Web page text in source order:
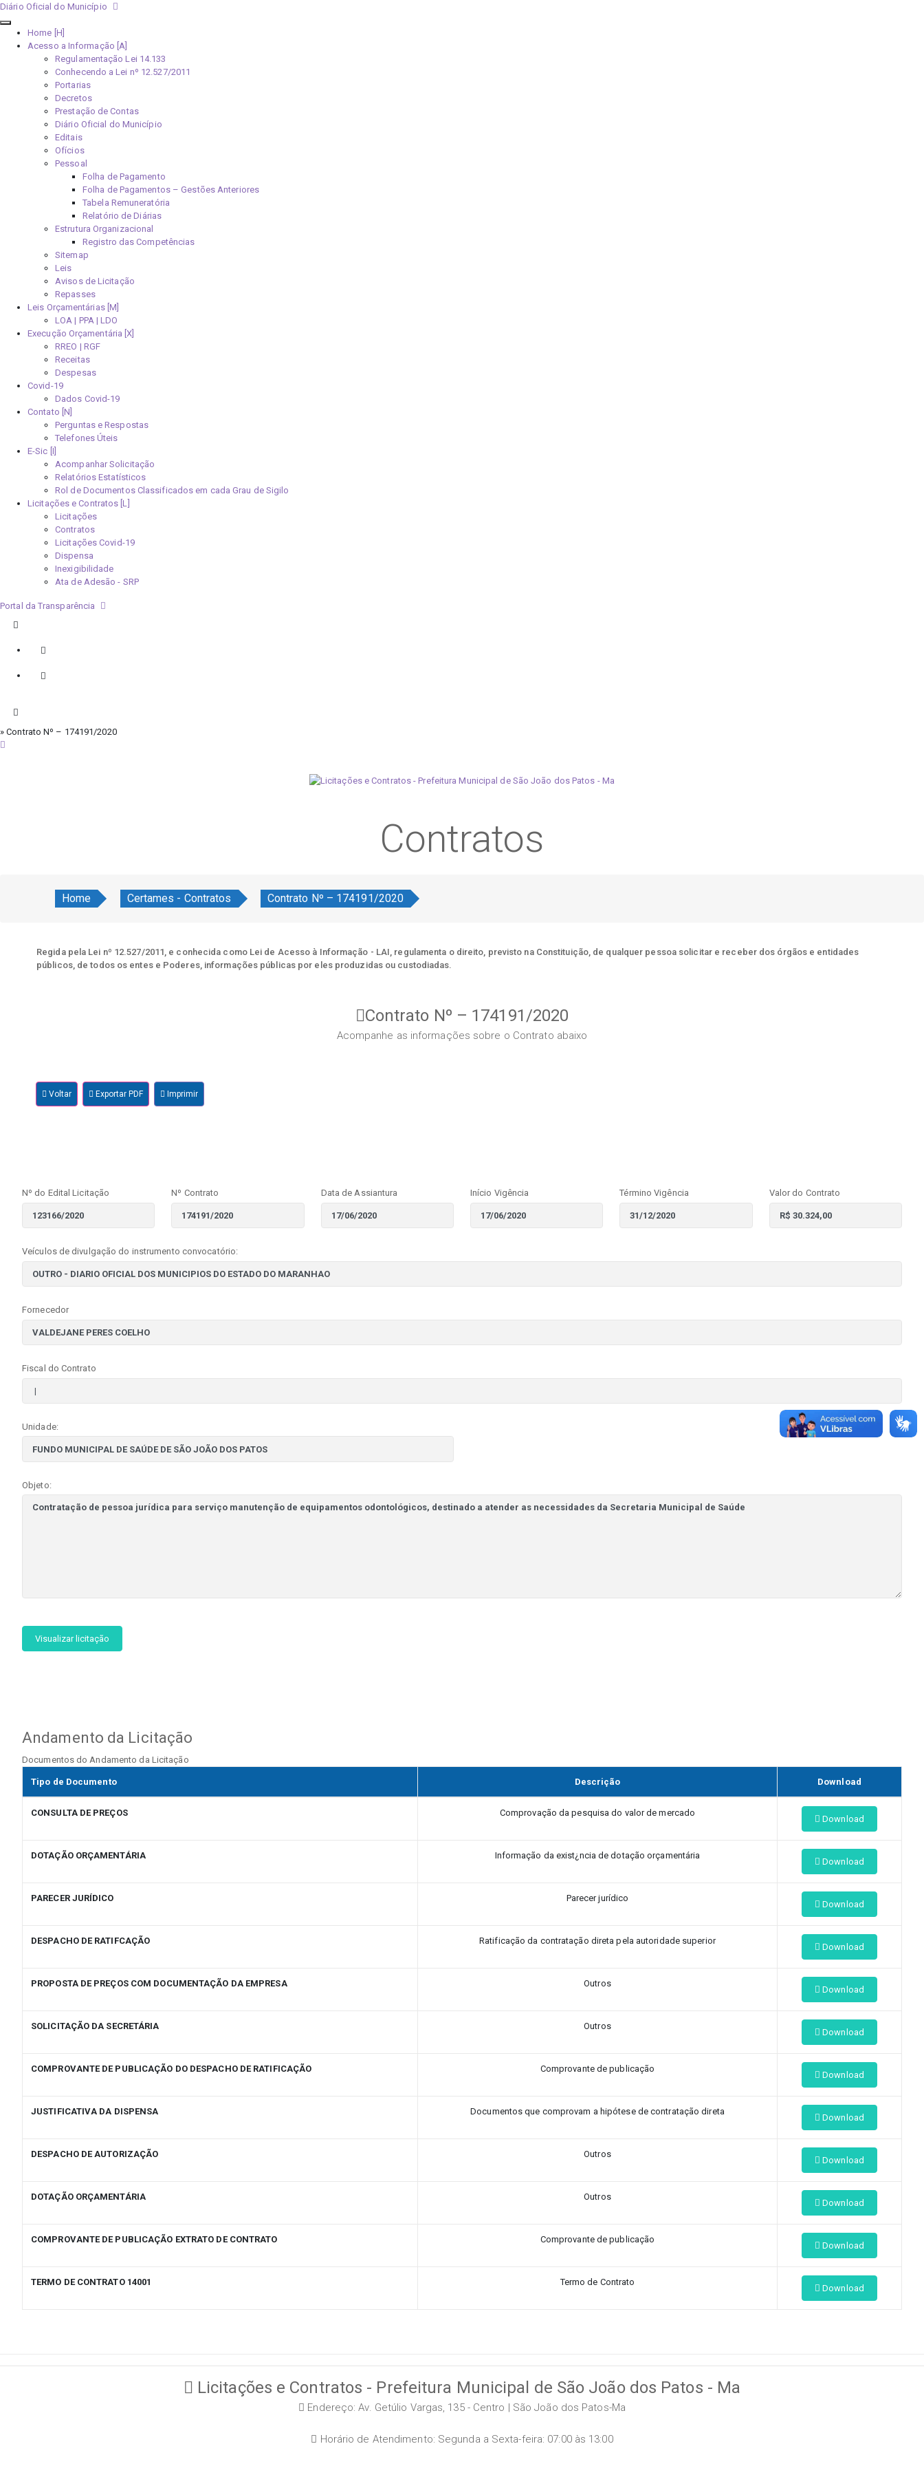
Diário Oficial do Município
Home [H]
Acesso a Informação [A]
Regulamentação Lei 14.133
Conhecendo a Lei nº 12.527/2011
Portarias
Decretos
Prestação de Contas
Diário Oficial do Município
Editais
Ofícios
Pessoal
Folha de Pagamento
Folha de Pagamentos – Gestões Anteriores
Tabela Remuneratória
Relatório de Diárias
Estrutura Organizacional
Registro das Competências
Sitemap
Leis
Avisos de Licitação
Repasses
Leis Orçamentárias [M]
LOA | PPA | LDO
Execução Orçamentária [X]
RREO | RGF
Receitas
Despesas
Covid-19
Dados Covid-19
Contato [N]
Perguntas e Respostas
Telefones Úteis
E-Sic [I]
Acompanhar Solicitação
Relatórios Estatísticos
Rol de Documentos Classificados em cada Grau de Sigilo
Licitações e Contratos [L]
Licitações
Contratos
Licitações Covid-19
Dispensa
Inexigibilidade
Ata de Adesão - SRP
Portal da Transparência
» Contrato Nº – 174191/2020
Contratos
Home Certames - Contratos Contrato Nº – 174191/2020
Regida pela Lei nº 12.527/2011, e conhecida como Lei de Acesso à Informação - LAI, regulamenta o direito, previsto na Constituição, de qualquer pessoa solicitar e receber dos órgãos e entidades
públicos, de todos os entes e Poderes, informações públicas por eles produzidas ou custodiadas.
Contrato Nº – 174191/2020
Acompanhe as informações sobre o Contrato abaixo
Voltar Exportar PDF Imprimir
Nº do Edital Licitação Nº Contrato Data de Assiantura Início Vigência Término Vigência Valor do Contrato
Veículos de divulgação do instrumento convocatório:
Fornecedor
Fiscal do Contrato
Unidade:
Objeto:
Visualizar licitação
Andamento da Licitação
Documentos do Andamento da Licitação
Tipo de Documento Descrição Download
CONSULTA DE PREÇOS Comprovação da pesquisa do valor de mercado
Download
DOTAÇÃO ORÇAMENTÁRIA Informação da exist¿ncia de dotação orçamentária
Download
PARECER JURÍDICO Parecer jurídico
Download
DESPACHO DE RATIFCAÇÃO Ratificação da contratação direta pela autoridade superior
Download
PROPOSTA DE PREÇOS COM DOCUMENTAÇÃO DA EMPRESA Outros
Download
SOLICITAÇÃO DA SECRETÁRIA Outros
Download
COMPROVANTE DE PUBLICAÇÃO DO DESPACHO DE RATIFICAÇÃO Comprovante de publicação
Download
JUSTIFICATIVA DA DISPENSA Documentos que comprovam a hipótese de contratação direta
Download
DESPACHO DE AUTORIZAÇÃO Outros
Download
DOTAÇÃO ORÇAMENTÁRIA Outros
Download
COMPROVANTE DE PUBLICAÇÃO EXTRATO DE CONTRATO Comprovante de publicação
Download
TERMO DE CONTRATO 14001 Termo de Contrato
Download
Licitações e Contratos - Prefeitura Municipal de São João dos Patos - Ma
Endereço: Av. Getúlio Vargas, 135 - Centro | São João dos Patos-Ma
Horário de Atendimento: Segunda a Sexta-feira: 07:00 às 13:00